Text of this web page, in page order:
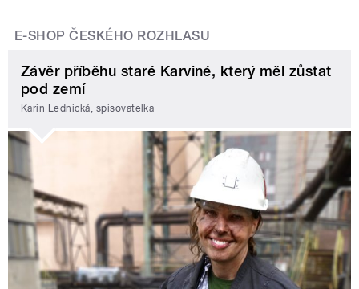
E-SHOP ČESKÉHO ROZHLASU
Závěr příběhu staré Karviné, který měl zůstat
pod zemí
Karin Lednická, spisovatelka